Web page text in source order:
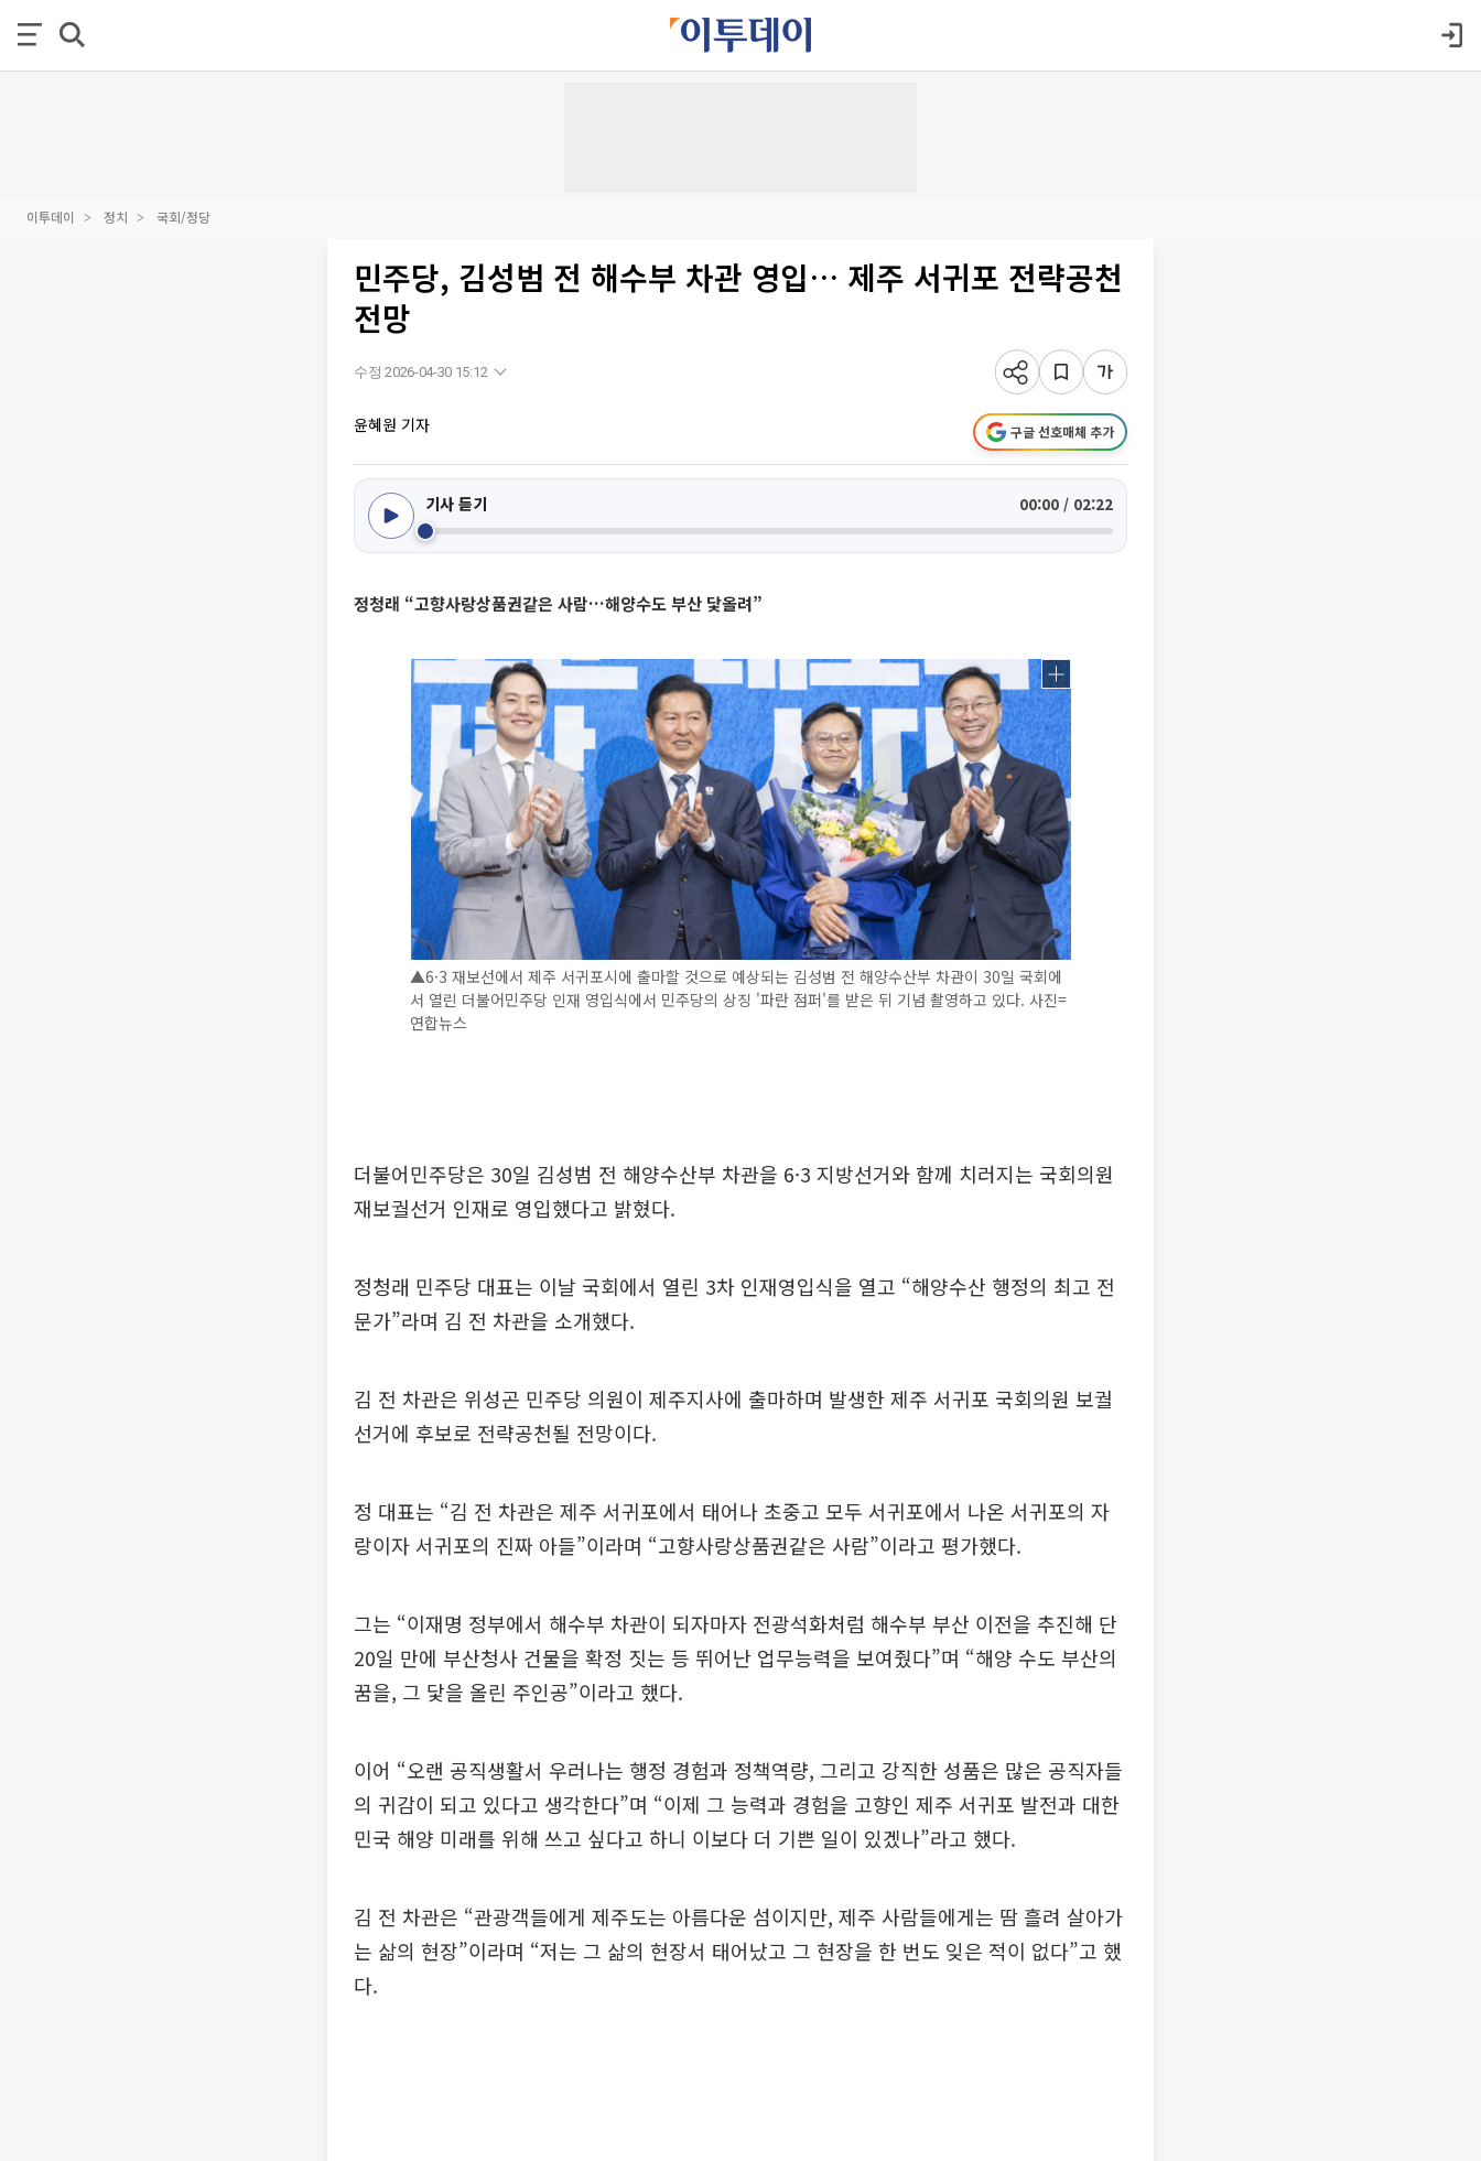
이투데이 정치 국회/정당
민주당, 김성범 전 해수부 차관 영입… 제주 서귀포 전략공천
전망
수정 2026-04-30 15:12
윤혜원 기자 구글 선호매체 추가
기사 듣기 00:00 / 02:22
정청래 “고향사랑상품권같은 사람…해양수도 부산 닻올려”
▲6·3 재보선에서 제주 서귀포시에 출마할 것으로 예상되는 김성범 전 해양수산부 차관이 30일 국회에
서 열린 더불어민주당 인재 영입식에서 민주당의 상징 '파란 점퍼'를 받은 뒤 기념 촬영하고 있다. 사진=
연합뉴스
더불어민주당은 30일 김성범 전 해양수산부 차관을 6·3 지방선거와 함께 치러지는 국회의원
재보궐선거 인재로 영입했다고 밝혔다.
정청래 민주당 대표는 이날 국회에서 열린 3차 인재영입식을 열고 “해양수산 행정의 최고 전
문가”라며 김 전 차관을 소개했다.
김 전 차관은 위성곤 민주당 의원이 제주지사에 출마하며 발생한 제주 서귀포 국회의원 보궐
선거에 후보로 전략공천될 전망이다.
정 대표는 “김 전 차관은 제주 서귀포에서 태어나 초중고 모두 서귀포에서 나온 서귀포의 자
랑이자 서귀포의 진짜 아들”이라며 “고향사랑상품권같은 사람”이라고 평가했다.
그는 “이재명 정부에서 해수부 차관이 되자마자 전광석화처럼 해수부 부산 이전을 추진해 단
20일 만에 부산청사 건물을 확정 짓는 등 뛰어난 업무능력을 보여줬다”며 “해양 수도 부산의
꿈을, 그 닻을 올린 주인공”이라고 했다.
이어 “오랜 공직생활서 우러나는 행정 경험과 정책역량, 그리고 강직한 성품은 많은 공직자들
의 귀감이 되고 있다고 생각한다”며 “이제 그 능력과 경험을 고향인 제주 서귀포 발전과 대한
민국 해양 미래를 위해 쓰고 싶다고 하니 이보다 더 기쁜 일이 있겠나”라고 했다.
김 전 차관은 “관광객들에게 제주도는 아름다운 섬이지만, 제주 사람들에게는 땀 흘려 살아가
는 삶의 현장”이라며 “저는 그 삶의 현장서 태어났고 그 현장을 한 번도 잊은 적이 없다”고 했
다.